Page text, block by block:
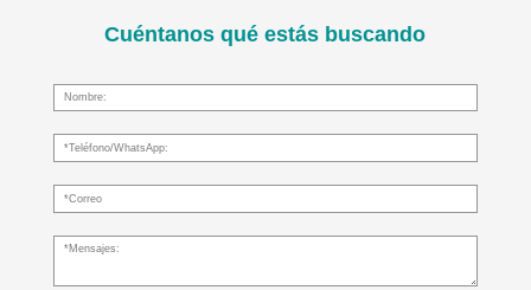
Cuéntanos qué estás buscando